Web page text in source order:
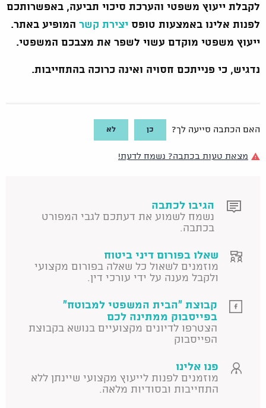
לקבלת ייעוץ משפטי והערכת סיכוי תביעה, באפשרותכם
לפנות אלינו באמצעות טופס יצירת קשר המופיע באתר.
ייעוץ משפטי מוקדם עשוי לשפר את מצבכם המשפטי.
נדגיש, כי פנייתכם חסויה ואינה כרוכה בהתחייבות.
האם הכתבה סייעה לך? כן לא
מצאת טעות בכתבה? נשמח לדעת!
הגיבו לכתבה
נשמח לשמוע את דעתכם לגבי המפורט
בכתבה.
שאלו בפורום דיני ביטוח
מוזמנים לשאול כל שאלה בפורום מקצועי
ולקבל מענה על ידי עורכי דין.
קבוצת "הבית המשפטי למבוטח"
בפייסבוק ממתינה לכם
הצטרפו לדיונים מקצועיים בנושא בקבוצת
הפייסבוק
פנו אלינו
מוזמנים לפנות לייעוץ מקצועי שיינתן ללא
התחייבות ובסודיות מלאה.